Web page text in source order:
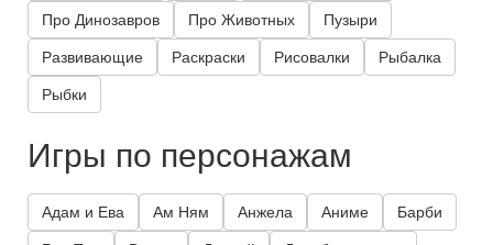
Про Динозавров Про Животных Пузыри
Развивающие Раскраски Рисовалки Рыбалка
Рыбки
Игры по персонажам
Адам и Ева Ам Ням Анжела Аниме Барби